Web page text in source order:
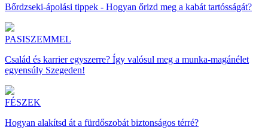
Bőrdzseki-ápolási tippek - Hogyan őrizd meg a kabát tartósságát?
PASISZEMMEL
Család és karrier egyszerre? Így valósul meg a munka-magánélet
egyensúly Szegeden!
FÉSZEK
Hogyan alakítsd át a fürdőszobát biztonságos térré?